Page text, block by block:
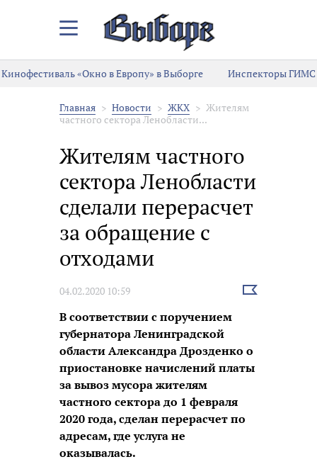
Закрыть/
меню
Кинофестиваль «Окно в Европу» в Выборге
Инспекторы ГИМС
Главная Новости ЖКХ
Жителям
частного сектора Ленобласти...
Жителям частного
сектора Ленобласти
сделали перерасчет
за обращение с
отходами
04.02.2020 10:59
Выбрать
В соответствии с поручением
губернатора Ленинградской
области Александра Дрозденко о
приостановке начислений платы
за вывоз мусора жителям
частного сектора до 1 февраля
2020 года, сделан перерасчет по
адресам, где услуга не
оказывалась.